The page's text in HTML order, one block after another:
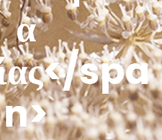
α
spa
n>